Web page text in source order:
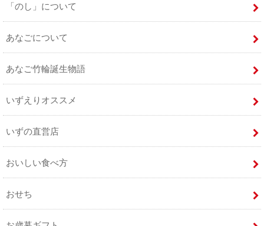
「のし」について
あなごについて
あなご竹輪誕生物語
いずえりオススメ
いずの直営店
おいしい食べ方
おせち